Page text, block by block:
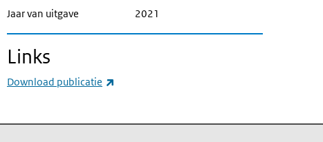
Jaar van uitgave 2021
Links
Download publicatie